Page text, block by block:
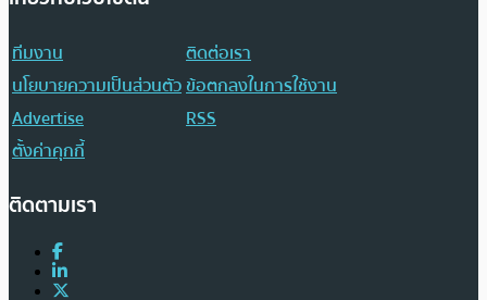
ทีมงาน
ติดต่อเรา
นโยบายความเป็นส่วนตัวข้อตกลงในการใช้งาน
Advertise
RSS
ตั้งค่าคุกกี้
ติดตามเรา